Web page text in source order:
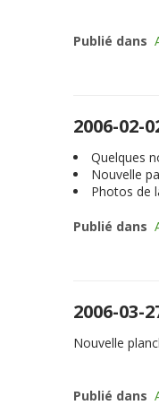
Publié dans
2006-
Quelques
Nouvelle
Photos de
Publié dans
2006-
Nouvelle
Publié dans